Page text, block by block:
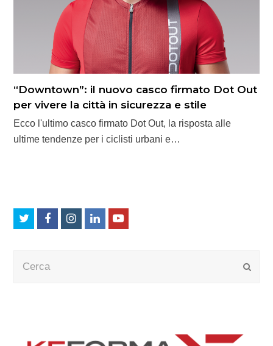
“Downtown”: il nuovo casco firmato Dot Out
per vivere la città in sicurezza e stile
Ecco l'ultimo casco firmato Dot Out, la risposta alle
ultime tendenze per i ciclisti urbani e…
TwitterFacebookInstagram
LinkedInYoutube